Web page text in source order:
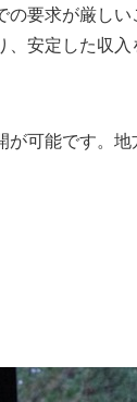
要求が厳し
安定した収入
可能です。